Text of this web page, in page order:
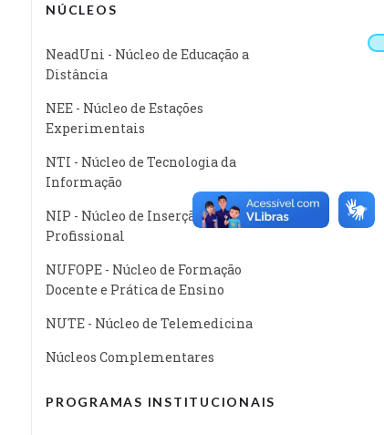
NÚCLEOS
NeadUni - Núcleo de Educação a
Distância
NEE - Núcleo de Estações
Experimentais
NTI - Núcleo de Tecnologia da
Informação
NIP - Núcleo de Inserção
Profissional
NUFOPE - Núcleo de Formação
Docente e Prática de Ensino
NUTE - Núcleo de Telemedicina
Núcleos Complementares
PROGRAMAS INSTITUCIONAIS